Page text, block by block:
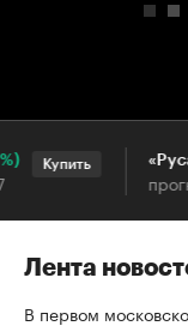
Купить
Лента
В первом